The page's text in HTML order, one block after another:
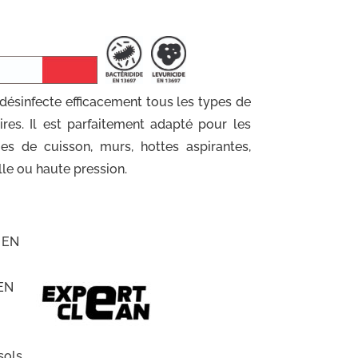
efficacement tous les types de
Il est parfaitement adapté pour les
de cuisson, murs, hottes aspirantes,
ou haute pression.